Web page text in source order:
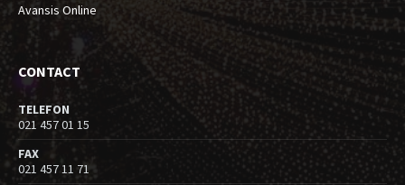
Avansis Online
CONTACT
TELEFON
021 457 01 15
FAX
021 457 11 71